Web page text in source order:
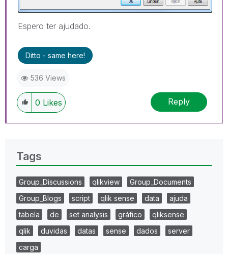
Espero ter ajudado.
Ditto - same here!
536 Views
0 Likes Reply
Tags
Group_Discussions qlikview
Group_Documents
Group_Blogs
script qlik sense data
ajuda
tabela
de set analysis gráfico
qliksense
qlik
duvidas datas sense dados
server
carga